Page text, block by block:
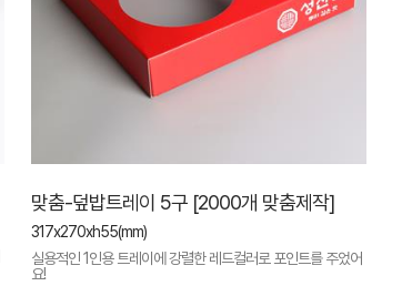
맞춤-덮밥트레이 5구 [2000개 맞춤제작]
317x270xh55(mm)
실용적인 1인용 트레이에 강렬한 레드컬러로 포인트를 주었어
요!